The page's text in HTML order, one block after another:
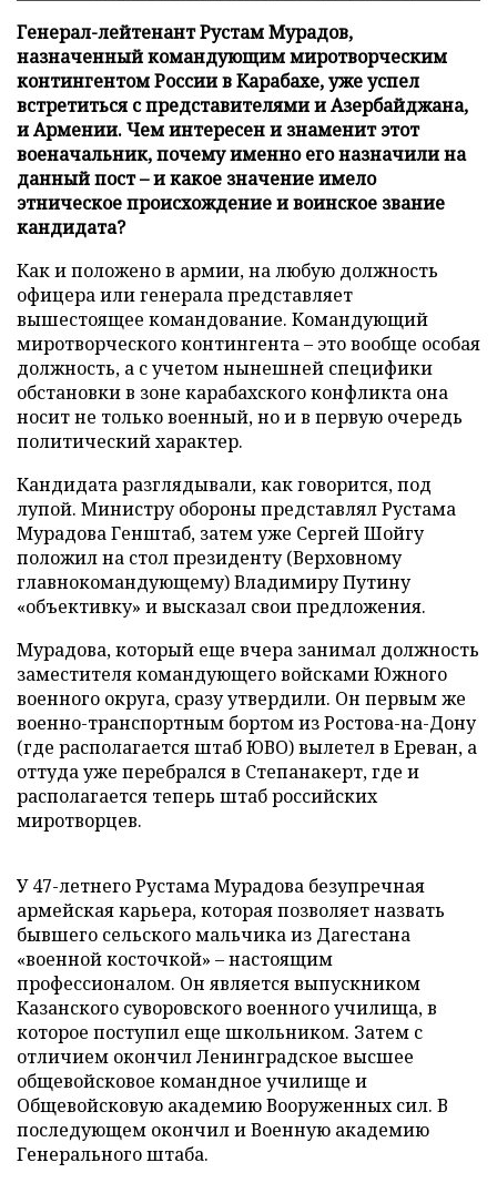
Генерал-лейтенант Рустам Мурадов,
назначенный командующим миротворческим
контингентом России в Карабахе, уже успел
встретиться с представителями и Азербайджана,
и Армении. Чем интересен и знаменит этот
военачальник, почему именно его назначили на
данный пост – и какое значение имело
этническое происхождение и воинское звание
кандидата?
Как и положено в армии, на любую должность
офицера или генерала представляет
вышестоящее командование. Командующий
миротворческого контингента – это вообще особая
должность, а с учетом нынешней специфики
обстановки в зоне карабахского конфликта она
носит не только военный, но и в первую очередь
политический характер.
Кандидата разглядывали, как говорится, под
лупой. Министру обороны представлял Рустама
Мурадова Генштаб, затем уже Сергей Шойгу
положил на стол президенту (Верховному
главнокомандующему) Владимиру Путину
«объективку» и высказал свои предложения.
Мурадова, который еще вчера занимал должность
заместителя командующего войсками Южного
военного округа, сразу утвердили. Он первым же
военно-транспортным бортом из Ростова-на-Дону
(где располагается штаб ЮВО) вылетел в Ереван, а
оттуда уже перебрался в Степанакерт, где и
располагается теперь штаб российских
миротворцев.
У 47-летнего Рустама Мурадова безупречная
армейская карьера, которая позволяет назвать
бывшего сельского мальчика из Дагестана
«военной косточкой» – настоящим
профессионалом. Он является выпускником
Казанского суворовского военного училища, в
которое поступил еще школьником. Затем с
отличием окончил Ленинградское высшее
общевойсковое командное училище и
Общевойсковую академию Вооруженных сил. В
последующем окончил и Военную академию
Генерального штаба.